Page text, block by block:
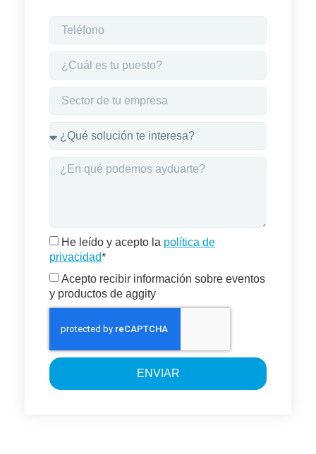
He leído y acepto la política de
privacidad*
Acepto recibir información sobre eventos
y productos de aggity
ENVIAR